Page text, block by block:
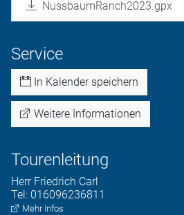
NussbaumRanch2023.gpx
Service
In Kalender speichern
Weitere Informationen
Tourenleitung
Herr Friedrich Carl
Tel: 016096236811
Mehr Infos